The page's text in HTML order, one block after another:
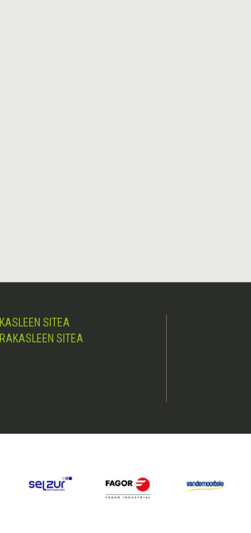
IKASLEEN SITEA
IRAKASLEEN SITEA